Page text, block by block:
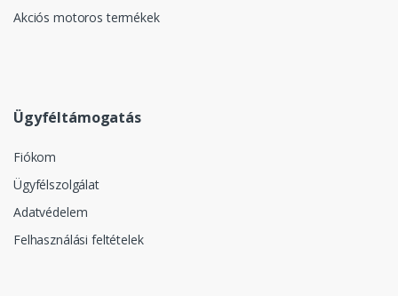
Akciós motoros termékek
Ügyféltámogatás
Fiókom
Ügyfélszolgálat
Adatvédelem
Felhasználási feltételek